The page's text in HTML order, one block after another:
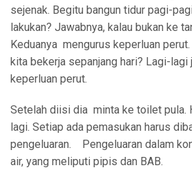
sejenak. Begitu bangun tidur pagi-
lakukan? Jawabnya, kalau bukan ke
Keduanya mengurus keperluan perut.
kita bekerja sepanjang hari? Lagi-lagi
keperluan perut.
Setelah diisi dia minta ke toilet pula.
lagi. Setiap ada pemasukan harus
pengeluaran.
Pengeluaran dalam
air, yang meliputi pipis dan BAB.